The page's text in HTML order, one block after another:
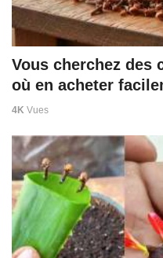
Vous cherchez des
où en acheter
4K Vues